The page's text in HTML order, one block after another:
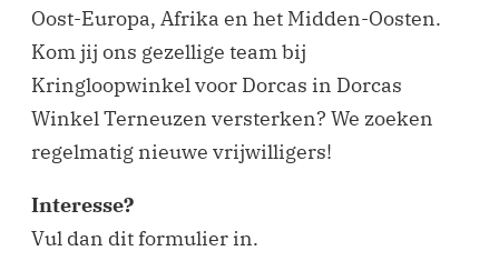
Oost-Europa, Afrika en het Midden-Oosten.
Kom jij ons gezellige team bij
Kringloopwinkel voor Dorcas in Dorcas
Winkel Terneuzen versterken? We zoeken
regelmatig nieuwe vrijwilligers!
Interesse?
Vul dan dit formulier in.